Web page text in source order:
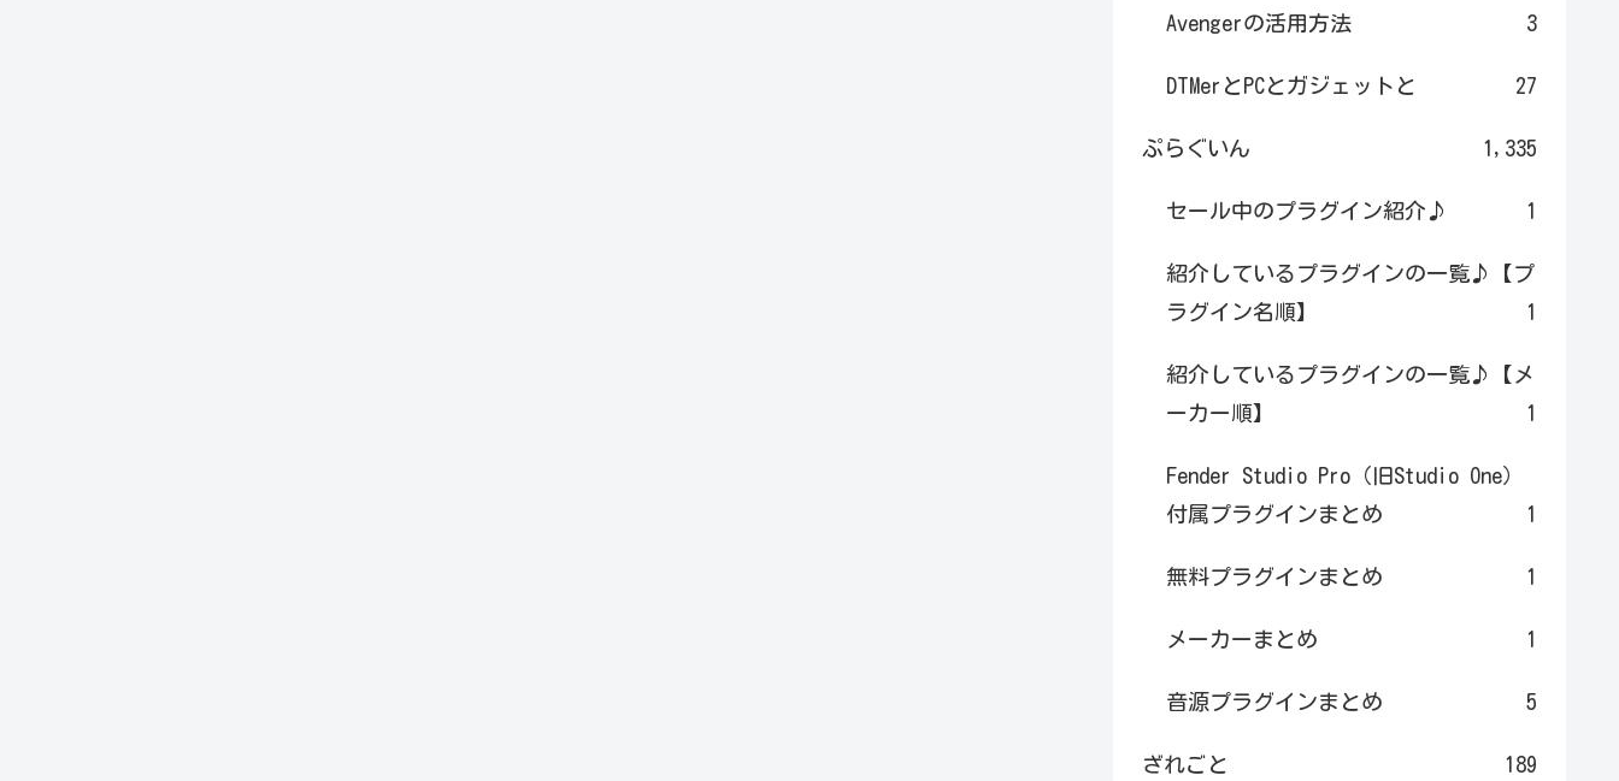
Avengerの活用方法 3
DTMerとPCとガジェットと 27
ぷらぐいん 1,335
セール中のプラグイン紹介♪ 1
紹介しているプラグインの一覧♪【プ
ラグイン名順】
1
紹介しているプラグインの一覧♪【メ
ーカー順】
1
Fender Studio Pro（旧Studio One）
付属プラグインまとめ
1
無料プラグインまとめ 1
メーカーまとめ 1
音源プラグインまとめ 5
ざれごと 189